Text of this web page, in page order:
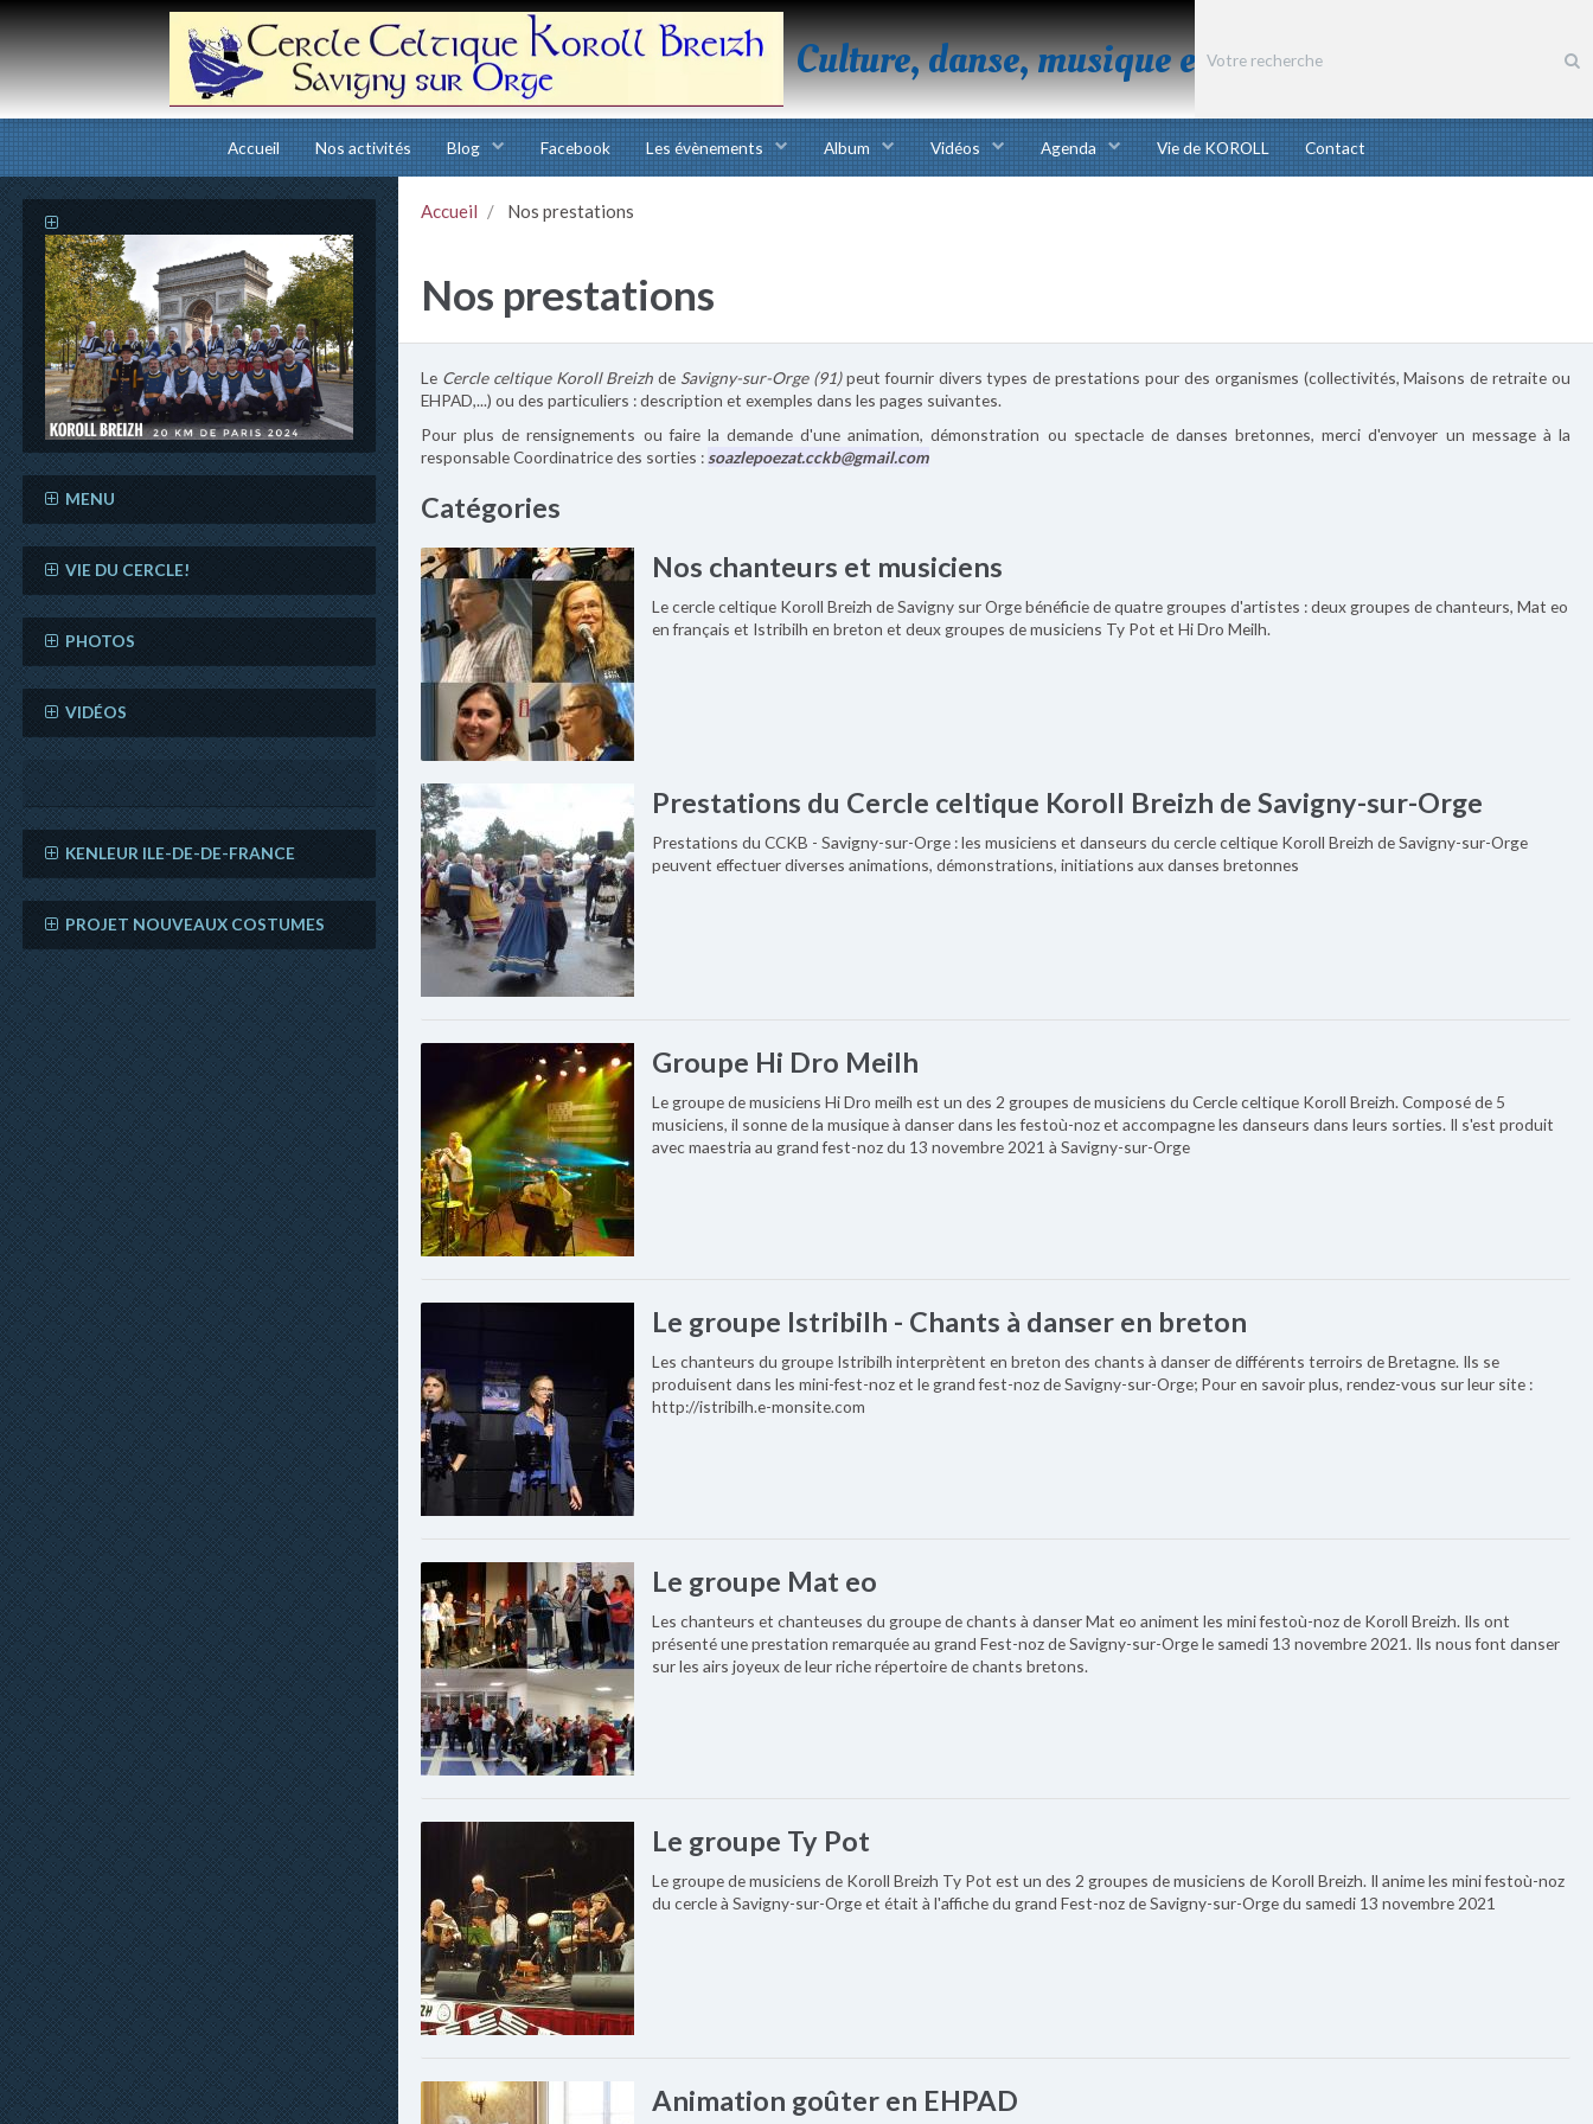
Culture, danse, musique et chant bretons
Accueil Nos activités Blog Facebook Les évènements Album Vidéos Agenda Vie de KOROLL Contact
Accueil Nos prestations
Nos prestations
Le Cercle celtique Koroll Breizhde Savigny-sur-Orge (91)peut fournir divers types de prestations pour des organismes (collectivités, Maisons de retraite ou
EHPAD,...) ou des particuliers : description et exemples dans les pages suivantes.
Pour plus de rensignements ou faire la demande d'une animation, démonstration ou spectacle de danses bretonnes, merci d'envoyer un message à la
responsable Coordinatrice des sorties : soazlepoezat.cckb@gmail.com
Catégories
Nos chanteurs et musiciens
Le cercle celtique Koroll Breizh de Savigny sur Orge bénéficie de quatre groupes d'artistes : deux groupes de chanteurs, Mat eo
en français et Istribilh en breton et deux groupes de musiciens Ty Pot et Hi Dro Meilh.
Prestations du Cercle celtique Koroll Breizh de Savigny-sur-Orge
Prestations du CCKB - Savigny-sur-Orge : les musiciens et danseurs du cercle celtique Koroll Breizh de Savigny-sur-Orge
peuvent effectuer diverses animations, démonstrations, initiations aux danses bretonnes
Groupe Hi Dro Meilh
Le groupe de musiciens Hi Dro meilh est un des 2 groupes de musiciens du Cercle celtique Koroll Breizh. Composé de 5
musiciens, il sonne de la musique à danser dans les festoù-noz et accompagne les danseurs dans leurs sorties. Il s'est produit
avec maestria au grand fest-noz du 13 novembre 2021 à Savigny-sur-Orge
Le groupe Istribilh - Chants à danser en breton
Les chanteurs du groupe Istribilh interprètent en breton des chants à danser de différents terroirs de Bretagne. Ils se
produisent dans les mini-fest-noz et le grand fest-noz de Savigny-sur-Orge; Pour en savoir plus, rendez-vous sur leur site :
http://istribilh.e-monsite.com
Le groupe Mat eo
Les chanteurs et chanteuses du groupe de chants à danser Mat eo animent les mini festoù-noz de Koroll Breizh. Ils ont
présenté une prestation remarquée au grand Fest-noz de Savigny-sur-Orge le samedi 13 novembre 2021. Ils nous font danser
sur les airs joyeux de leur riche répertoire de chants bretons.
Le groupe Ty Pot
Le groupe de musiciens de Koroll Breizh Ty Pot est un des 2 groupes de musiciens de Koroll Breizh. Il anime les mini festoù-noz
du cercle à Savigny-sur-Orge et était à l'affiche du grand Fest-noz de Savigny-sur-Orge du samedi 13 novembre 2021
Animation goûter en EHPAD
MENU
VIE DU CERCLE!
PHOTOS
VIDÉOS
KENLEUR ILE-DE-DE-FRANCE
PROJET NOUVEAUX COSTUMES